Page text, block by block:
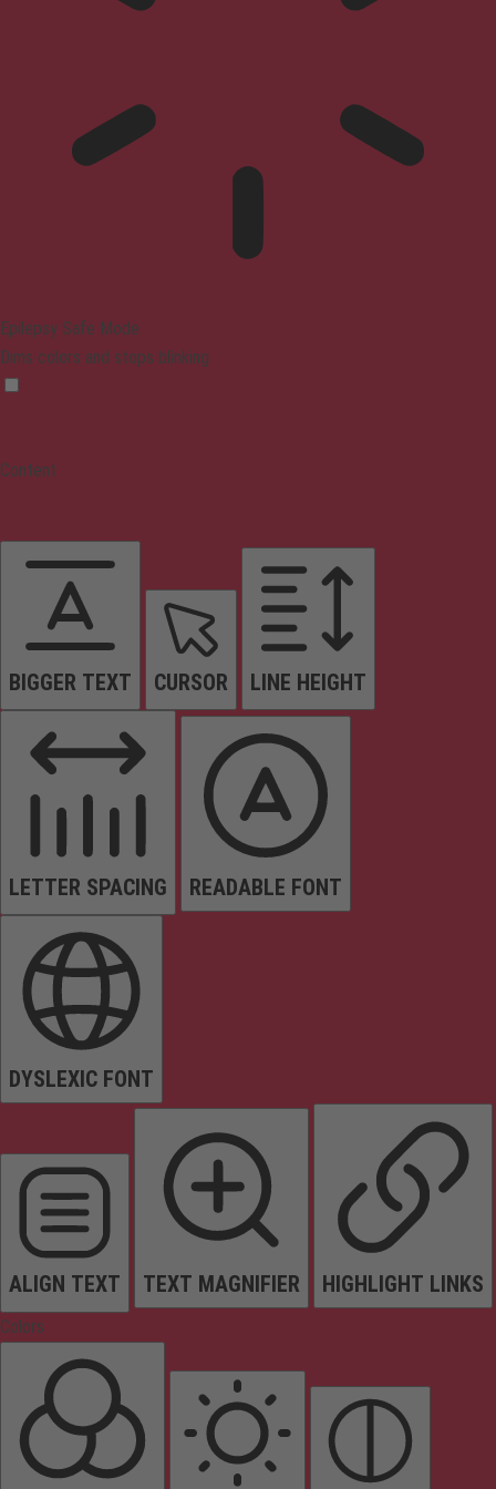
Epilepsy Safe Mode
Dims colors and stops blinking
Content
BIGGER TEXT CURSOR LINE HEIGHT
LETTER SPACING READABLE FONT
DYSLEXIC FONT
ALIGN TEXT TEXT MAGNIFIER HIGHLIGHT LINKS
Colors